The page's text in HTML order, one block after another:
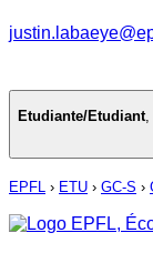
Etudiante/Etudiant,
EPFL › ETU › GC-S ›